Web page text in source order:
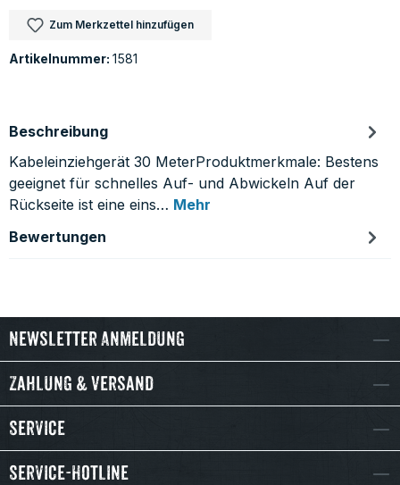
Zum Merkzettel hinzufügen
Artikelnummer: 1581
Beschreibung
Kabeleinziehgerät 30 MeterProduktmerkmale: Bestens
geeignet für schnelles Auf- und Abwickeln Auf der
Rückseite ist eine eins… Mehr
Bewertungen
Newsletter Anmeldung
Zahlung & Versand
Service
Service-Hotline